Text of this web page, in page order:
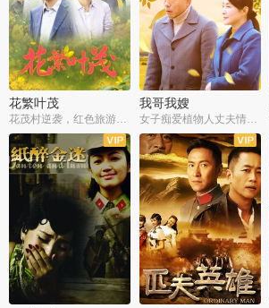
花繁叶茂
花茂村逆袭，红色旅游出圈
我哥我嫂
女子痴爱植物人丈夫情定一生
全42集
全35集